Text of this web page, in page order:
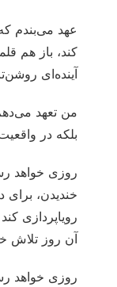
عهد می‌بندم
کند، باز هم
آینده‌ای
من تعهد
بلکه در
روزی خواهد
خندیدن، برای
رویاپردازی
آن روز تلاش
روزی خواهد